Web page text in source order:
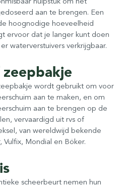
aan te brengen. Een
hoognodige hoeveelheid
ervoor dat je langer kunt doen
waterverstuivers verkrijgbaar.
wordt gebruikt om voor
aan te maken, en om
aan te brengen op de
vervaardigd uit rvs of
van wereldwijd bekende
Vulfix, Mondial en Böker.
scheerbeurt nemen hun